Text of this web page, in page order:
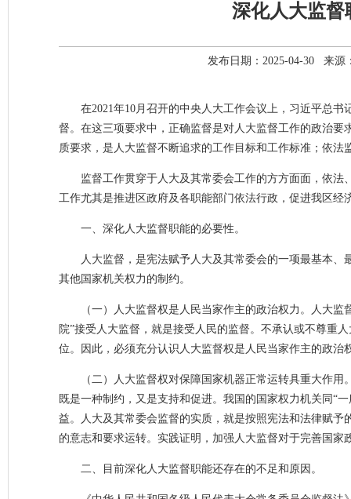
深化人大监督
发布日期：2025-04-30 来源
在2021年10月召开的中央人大工作会议上，习近平总
督。在这三项要求中，正确监督是对人大监督工作的政治
质要求，是人大监督不断追求的工作目标和工作标准；依
监督工作贯穿于人大及其常委会工作的方方面面，依
工作尤其是推进区政府及各职能部门依法行政，促进我区经
一、深化人大监督职能的必要性。
人大监督，是宪法赋予人大及其常委会的一项最基本
其他国家机关权力的制约。
（一）人大监督权是人民当家作主的政治权力。人大
院”接受人大监督，就是接受人民的监督。不承认或不尊重
位。因此，必须充分认识人大监督权是人民当家作主的政治
（二）人大监督权对保障国家机器正常运转具重大作
既是一种制约，又是支持和促进。我国的国家权力机关同“
益。人大及其常委会监督的实质，就是按照宪法和法律赋
的意志和要求运转。实践证明，加强人大监督对于完善国
二、目前深化人大监督职能还存在的不足和原因。